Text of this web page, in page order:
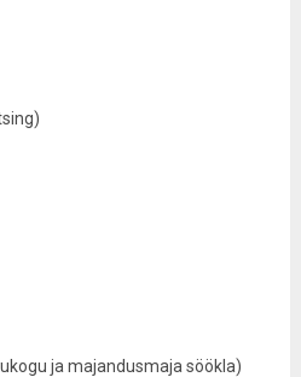
ja majandusmaja söökla)